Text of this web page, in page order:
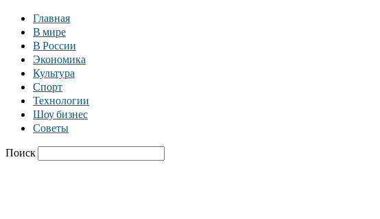
Главная
В мире
В России
Экономика
Культура
Спорт
Технологии
Шоу бизнес
Советы
Поиск